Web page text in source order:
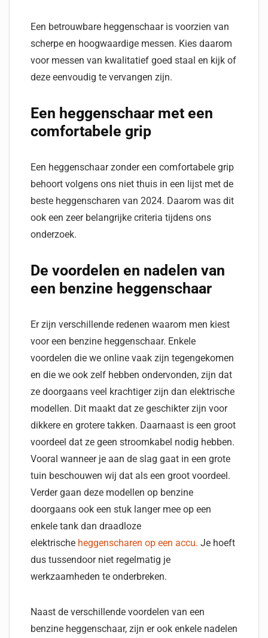
Een betrouwbare heggenschaar is voorzien van
scherpe en hoogwaardige messen. Kies daarom
voor messen van kwalitatief goed staal en kijk of
deze eenvoudig te vervangen zijn.
Een heggenschaar met een
comfortabele grip
Een heggenschaar zonder een comfortabele grip
behoort volgens ons niet thuis in een lijst met de
beste heggenscharen van 2024. Daarom was dit
ook een zeer belangrijke criteria tijdens ons
onderzoek.
De voordelen en nadelen van
een benzine heggenschaar
Er zijn verschillende redenen waarom men kiest
voor een benzine heggenschaar. Enkele
voordelen die we online vaak zijn tegengekomen
en die we ook zelf hebben ondervonden, zijn dat
ze doorgaans veel krachtiger zijn dan elektrische
modellen. Dit maakt dat ze geschikter zijn voor
dikkere en grotere takken. Daarnaast is een groot
voordeel dat ze geen stroomkabel nodig hebben.
Vooral wanneer je aan de slag gaat in een grote
tuin beschouwen wij dat als een groot voordeel.
Verder gaan deze modellen op benzine
doorgaans ook een stuk langer mee op een
enkele tank dan draadloze
elektrische heggenscharen op een accu. Je hoeft
dus tussendoor niet regelmatig je
werkzaamheden te onderbreken.
Naast de verschillende voordelen van een
benzine heggenschaar, zijn er ook enkele nadelen